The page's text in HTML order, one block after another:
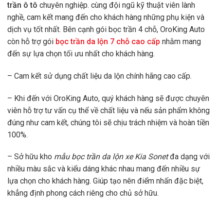
trần ô tô chuyên nghiệp. cùng đội ngũ kỹ thuật viên lành
nghề, cam kết mang đến cho khách hàng những phụ kiện và
dịch vụ tốt nhất. Bên cạnh gói bọc trần 4 chỗ, OroKing Auto
còn hỗ trợ gói bọc trần da lộn 7 chỗ cao cấp nhằm mang
đến sự lựa chọn tối ưu nhất cho khách hàng.
– Cam kết sử dụng chất liệu da lộn chính hãng cao cấp.
– Khi đến với OroKing Auto, quý khách hàng sẽ được chuyên
viên hỗ trợ tư vấn cụ thể về chất liệu và nếu sản phẩm không
đúng như cam kết, chúng tôi sẽ chịu trách nhiệm và hoàn tiền
100%.
– Sở hữu kho mẫu bọc trần da lộn xe Kia Sonetđa dạng với
nhiều màu sắc và kiểu dáng khác nhau mang đến nhiều sự
lựa chọn cho khách hàng. Giúp tạo nên điểm nhấn đặc biệt,
khẳng định phong cách riêng cho chủ sở hữu.